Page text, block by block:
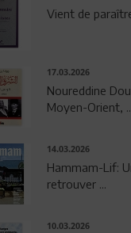
Vient de
17.03.2026
Noureddine
Moyen-Orient,
14.03.2026
Hammam-Lif:
retrouver ...
10.03.2026